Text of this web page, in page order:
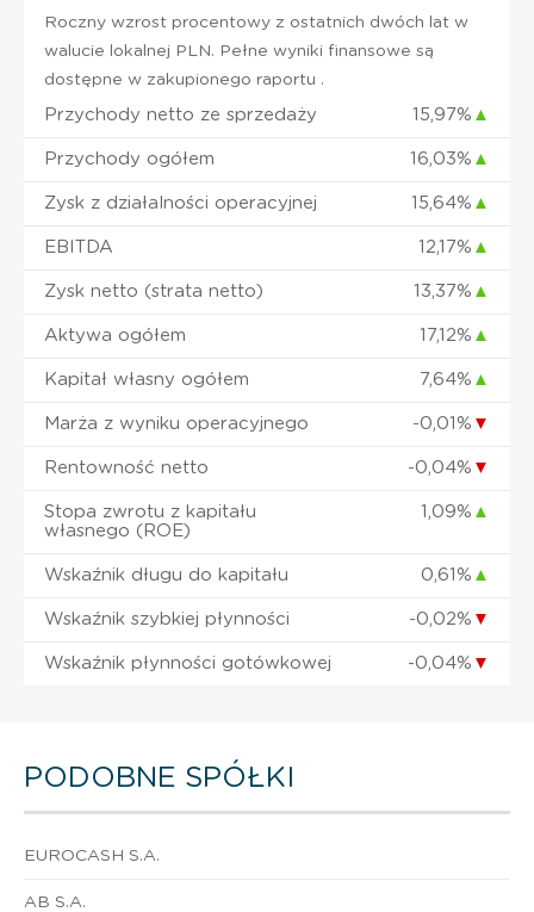
Roczny wzrost procentowy z ostatnich dwóch lat w
walucie lokalnej PLN. Pełne wyniki finansowe są
dostępne w zakupionego raportu .
Przychody netto ze sprzedaży 15,97% ▲
Przychody ogółem 16,03% ▲
Zysk z działalności operacyjnej 15,64% ▲
EBITDA 12,17% ▲
Zysk netto (strata netto) 13,37% ▲
Aktywa ogółem 17,12% ▲
Kapitał własny ogółem 7,64% ▲
Marża z wyniku operacyjnego -0,01% ▼
Rentowność netto -0,04% ▼
Stopa zwrotu z kapitału
własnego (ROE)
1,09% ▲
Wskaźnik długu do kapitału 0,61% ▲
Wskaźnik szybkiej płynności -0,02% ▼
Wskaźnik płynności gotówkowej -0,04% ▼
PODOBNE SPÓŁKI
EUROCASH S.A.
AB S.A.